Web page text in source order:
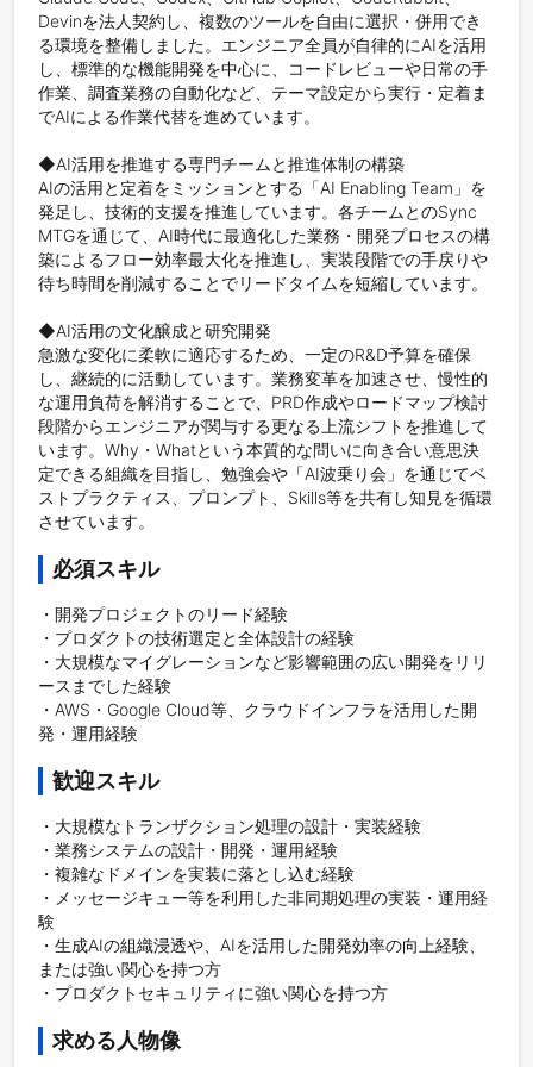
Devinを法人契約し、複数のツールを自由に選択・併用でき
る環境を整備しました。エンジニア全員が自律的にAIを活用
し、標準的な機能開発を中心に、コードレビューや日常の手
作業、調査業務の自動化など、テーマ設定から実行・定着ま
でAIによる作業代替を進めています。
◆AI活用を推進する専門チームと推進体制の構築
AIの活用と定着をミッションとする「AI Enabling Team」を
発足し、技術的支援を推進しています。各チームとのSync
MTGを通じて、AI時代に最適化した業務・開発プロセスの構
築によるフロー効率最大化を推進し、実装段階での手戻りや
待ち時間を削減することでリードタイムを短縮しています。
◆AI活用の文化醸成と研究開発
急激な変化に柔軟に適応するため、一定のR&D予算を確保
し、継続的に活動しています。業務変革を加速させ、慢性的
な運用負荷を解消することで、PRD作成やロードマップ検討
段階からエンジニアが関与する更なる上流シフトを推進して
います。Why・Whatという本質的な問いに向き合い意思決
定できる組織を目指し、勉強会や「AI波乗り会」を通じてベ
ストプラクティス、プロンプト、Skills等を共有し知見を循環
させています。
必須スキル
・開発プロジェクトのリード経験
・プロダクトの技術選定と全体設計の経験
・大規模なマイグレーションなど影響範囲の広い開発をリリ
ースまでした経験
・AWS・Google Cloud等、クラウドインフラを活用した開
発・運用経験
歓迎スキル
・大規模なトランザクション処理の設計・実装経験
・業務システムの設計・開発・運用経験
・複雑なドメインを実装に落とし込む経験
・メッセージキュー等を利用した非同期処理の実装・運用経
験
・生成AIの組織浸透や、AIを活用した開発効率の向上経験、
または強い関心を持つ方
・プロダクトセキュリティに強い関心を持つ方
求める人物像